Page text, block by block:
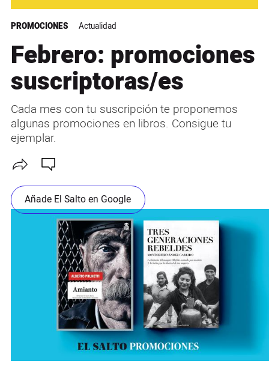
PROMOCIONES Actualidad
Febrero: promociones
suscriptoras/es
Cada mes con tu suscripción te proponemos
algunas promociones en libros. Consigue tu
ejemplar.
Añade El Salto en Google